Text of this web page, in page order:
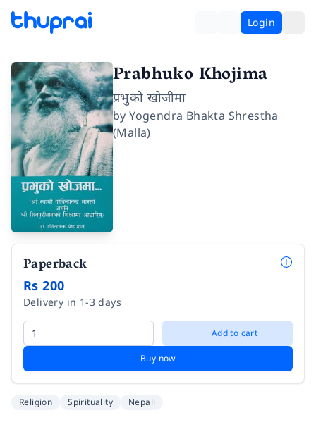
Login
Prabhuko Khojima
प्रभुको खोजीमा
byYogendra Bhakta Shrestha
(Malla)
Paperback
Rs 200
Delivery in 1-3 days
Add to cart
Buy now
Religion Spirituality Nepali